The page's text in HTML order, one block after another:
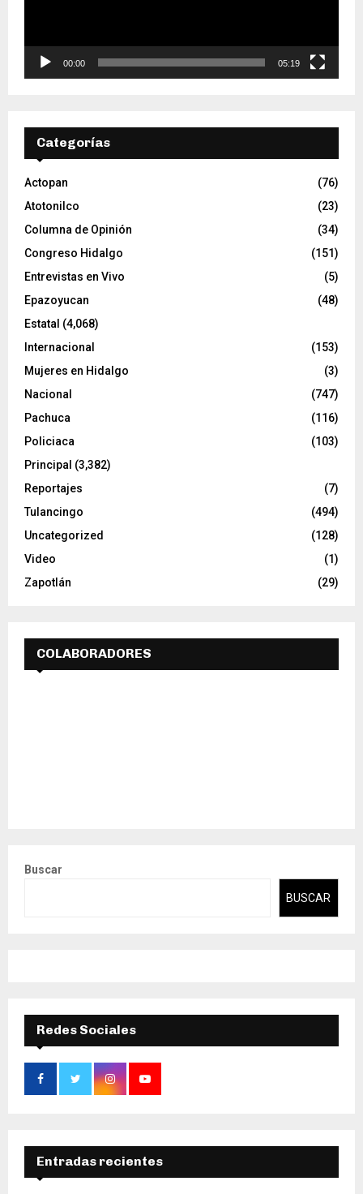
t
r
v
e
o
00:00 05:19
Categorías
Actopan
(76)
Atotonilco
(23)
Columna de Opinión
(34)
Congreso Hidalgo
(151)
Entrevistas en Vivo
(5)
Epazoyucan
(48)
Estatal (4,068)
Internacional
(153)
Mujeres en Hidalgo
(3)
Nacional
(747)
Pachuca
(116)
Policiaca
(103)
Principal (3,382)
Reportajes
(7)
Tulancingo
(494)
Uncategorized
(128)
Video
(1)
Zapotlán
(29)
COLABORADORES
Buscar
BUSCAR
Redes Sociales
Entradas recientes